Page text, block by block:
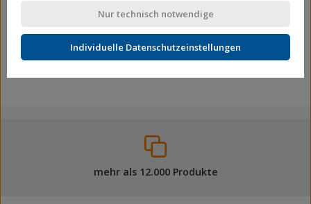
Transportrolle
Lenkrollen
L101.B55.160
mehr als 12.000 Produkte
Nur technisch notwendige
Individuelle Datenschutzeinstellungen